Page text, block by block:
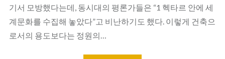
기서 모방했다는데, 동시대의 평론가들은 “1 헥타르 안에 세
계문화를 수집해 놓았다”고 비난하기도 했다. 이렇게 건축으
로서의 용도보다는 정원의…